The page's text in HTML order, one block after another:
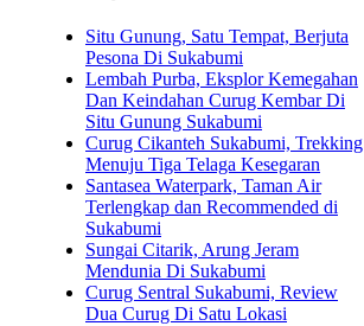
Situ Gunung, Satu Tempat, Berjuta
Pesona Di Sukabumi
Lembah Purba, Eksplor Kemegahan
Dan Keindahan Curug Kembar Di
Situ Gunung Sukabumi
Curug Cikanteh Sukabumi, Trekking
Menuju Tiga Telaga Kesegaran
Santasea Waterpark, Taman Air
Terlengkap dan Recommended di
Sukabumi
Sungai Citarik, Arung Jeram
Mendunia Di Sukabumi
Curug Sentral Sukabumi, Review
Dua Curug Di Satu Lokasi